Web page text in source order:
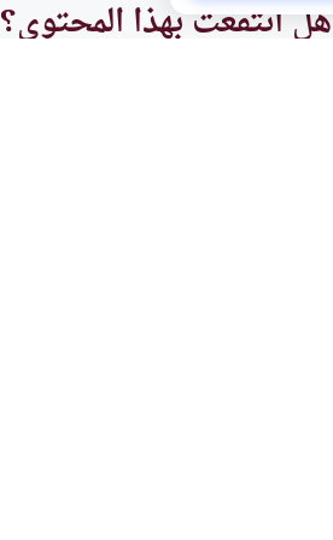
هل انتفعت بهذا المحتوى؟